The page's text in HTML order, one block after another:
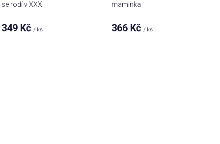
se rodí v XXX
349 Kč/ ks
maminka
366 Kč/ ks